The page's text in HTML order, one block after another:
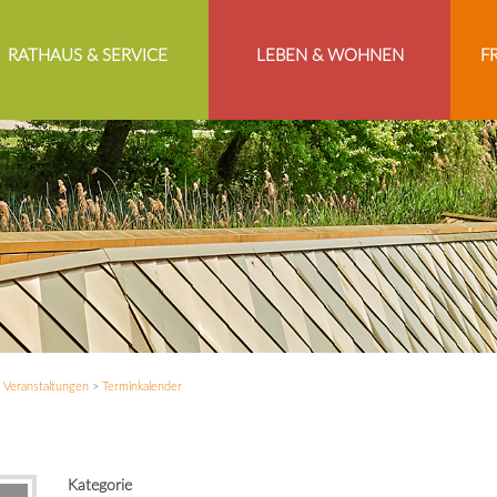
RATHAUS & SERVICE LEBEN & WOHNEN
Veranstaltungen> Terminkalender
Kategorie